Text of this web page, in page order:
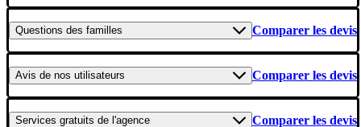
Questions des familles Comparer les devis
Avis de nos utilisateurs Comparer les devis
Services gratuits de l'agence Comparer les devis